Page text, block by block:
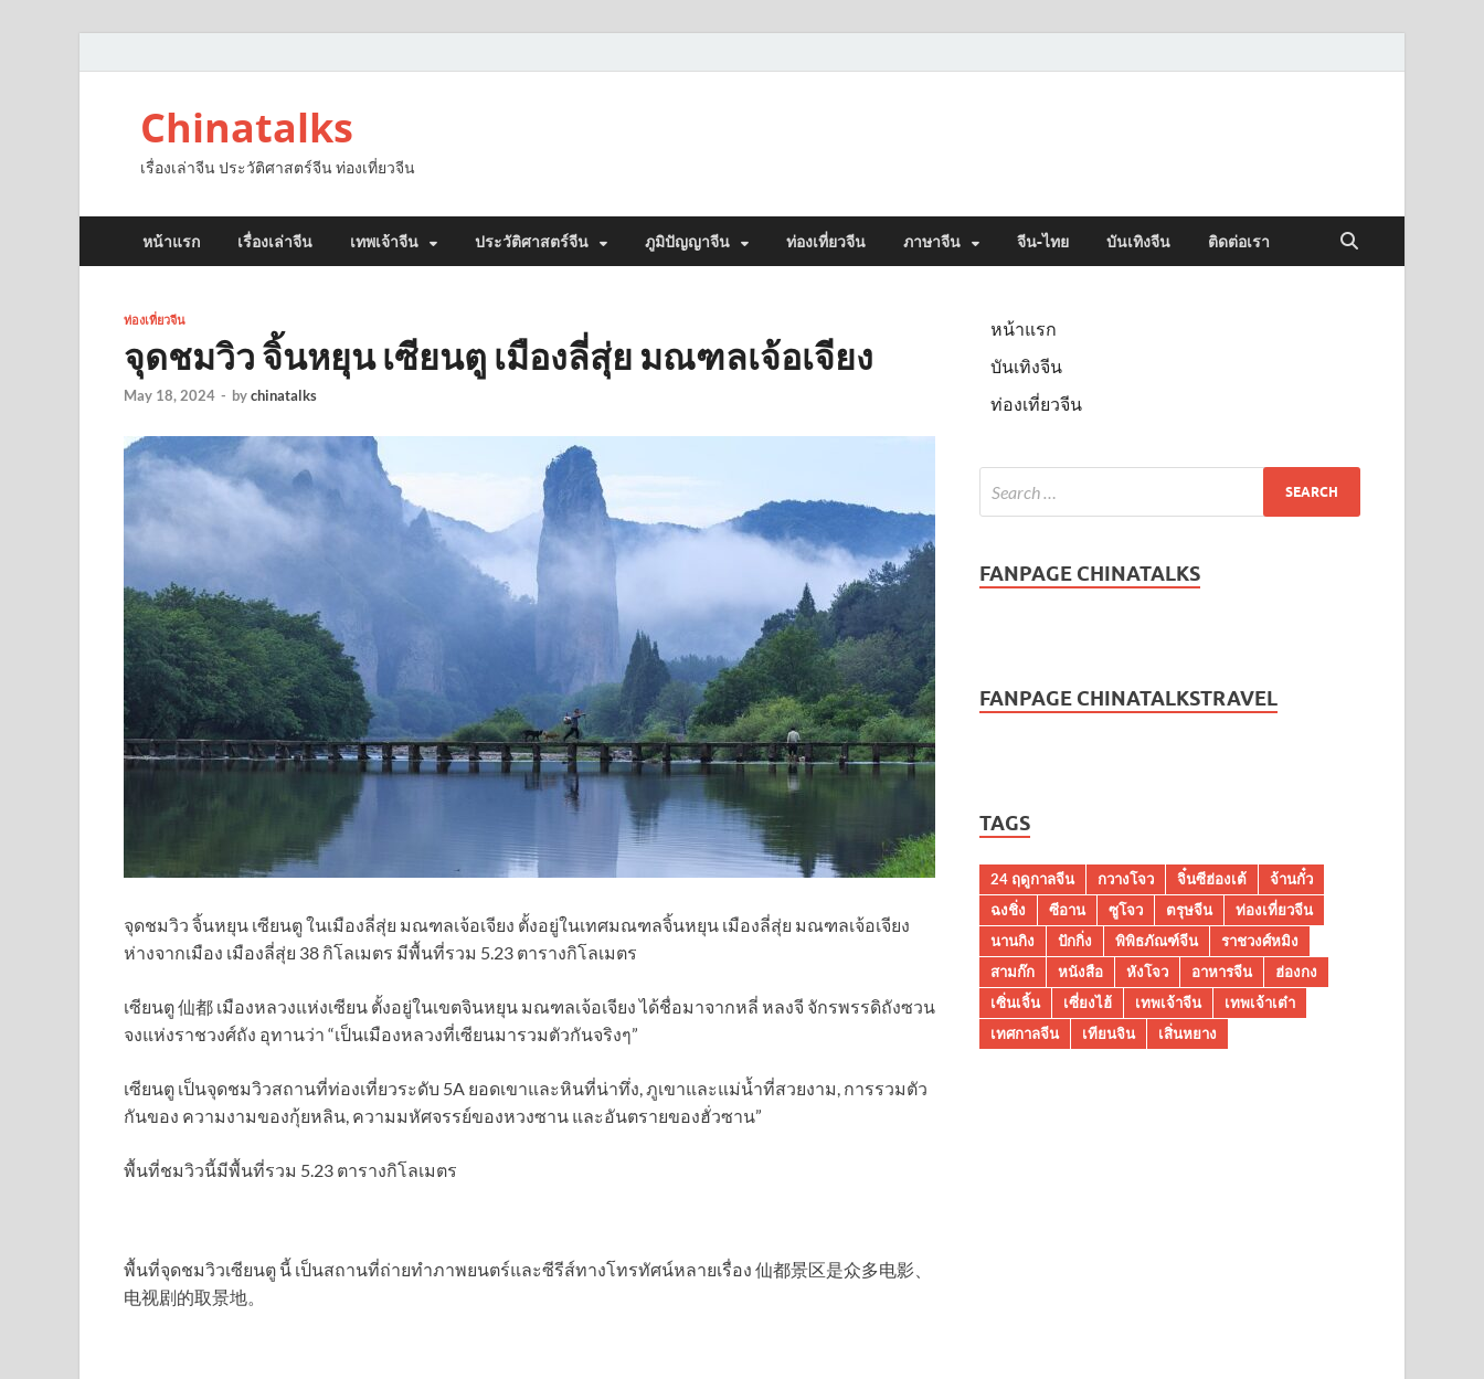
Chinatalks
เรื่องเล่าจีน ประวัติศาสตร์จีน ท่องเที่ยวจีน
หน้าแรก เรื่องเล่าจีน เทพเจ้าจีน ประวัติศาสตร์จีน ภูมิปัญญาจีน ท่องเที่ยวจีน ภาษาจีน จีน-ไทย บันเทิงจีน ติดต่อเรา
ท่องเที่ยวจีน
จุดชมวิว จิ้นหยุน เซียนตู เมืองลี่สุ่ย มณฑลเจ้อเจียง
May 18, 2024 - bychinatalks
จุดชมวิว จิ้นหยุน เซียนตู ในเมืองลี่สุ่ย มณฑลเจ้อเจียง ตั้งอยู่ในเทศมณฑลจิ้นหยุน เมืองลี่สุ่ย มณฑลเจ้อเจียง
ห่างจากเมือง เมืองลี่สุ่ย 38 กิโลเมตร มีพื้นที่รวม 5.23 ตารางกิโลเมตร
เซียนตู 仙都 เมืองหลวงแห่งเซียน ตั้งอยู่ในเขตจินหยุน มณฑลเจ้อเจียง ได้ชื่อมาจากหลี่ หลงจี จักรพรรดิถังซวน
จงแห่งราชวงศ์ถัง อุทานว่า “เป็นเมืองหลวงที่เซียนมารวมตัวกันจริงๆ”
เซียนตู เป็นจุดชมวิวสถานที่ท่องเที่ยวระดับ 5A ยอดเขาและหินที่น่าทึ่ง, ภูเขาและแม่น้ำที่สวยงาม, การรวมตัว
กันของ ความงามของกุ้ยหลิน, ความมหัศจรรย์ของหวงซาน และอันตรายของฮั่วซาน”
พื้นที่ชมวิวนี้มีพื้นที่รวม 5.23 ตารางกิโลเมตร
พื้นที่จุดชมวิวเซียนตู นี้ เป็นสถานที่ถ่ายทำภาพยนตร์และซีรีส์ทางโทรทัศน์หลายเรื่อง 仙都景区是众多电影、
电视剧的取景地。
หน้าแรก
บันเทิงจีน
ท่องเที่ยวจีน
FANPAGE CHINATALKS
FANPAGE CHINATALKSTRAVEL
TAGS
24 ฤดูกาลจีน กวางโจว จิ๋นซีฮ่องเต้
จ้านกั๋ว
ฉงชิ่ง
ซีอาน ซูโจว ตรุษจีน
ท่องเที่ยวจีน
นานกิง
ปักกิ่ง พิพิธภัณฑ์จีน
ราชวงศ์หมิง
สามก๊ก
หนังสือ หังโจว อาหารจีน
ฮ่องกง
เซิ่นเจิ้น
เซี่ยงไฮ้ เทพเจ้าจีน
เทพเจ้าเต๋า
เทศกาลจีน
เทียนจิน เสิ่นหยาง